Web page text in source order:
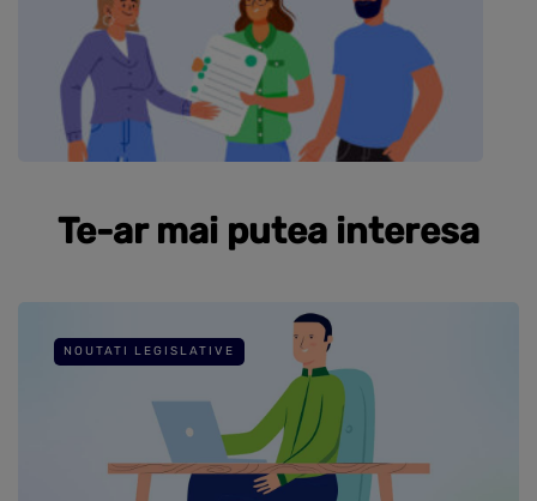
Te-ar mai putea interesa
NOUTATI LEGISLATIVE